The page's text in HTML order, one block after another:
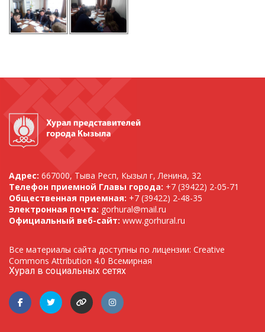
Адрес: 667000, Тыва Респ, Кызыл г, Ленина, 32
Телефон приемной Главы города: +7 (39422) 2-05-71
Общественная приемная: +7 (39422) 2-48-35
Электронная почта: gorhural@mail.ru
Официальный веб-сайт: www.gorhural.ru
Все материалы сайта доступны по лицензии: Creative
Commons Attribution 4.0 Всемирная
Хурал в социальных сетях